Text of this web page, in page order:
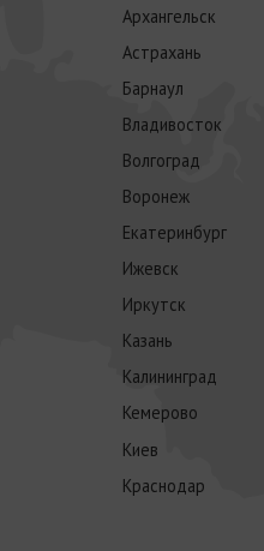
Архангельск
Астрахань
Барнаул
Владивосток
Волгоград
Воронеж
Екатеринбург
Ижевск
Иркутск
Казань
Калининград
Кемерово
Киев
Краснодар